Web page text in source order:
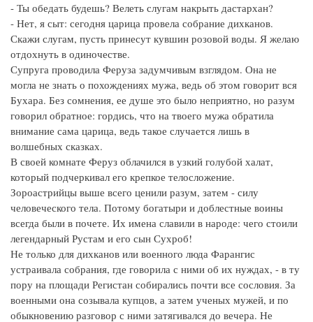
- Ты обедать будешь? Велеть слугам накрыть дастархан?
- Нет, я сыт: сегодня царица провела собрание дихканов.
Скажи слугам, пусть принесут кувшин розовой воды. Я желаю
отдохнуть в одиночестве.
Супруга проводила Феруза задумчивым взглядом. Она не
могла не знать о похождениях мужа, ведь об этом говорит вся
Бухара. Без сомнения, ее душе это было неприятно, но разум
говорил обратное: гордись, что на твоего мужа обратила
внимание сама царица, ведь такое случается лишь в
волшебных сказках.
В своей комнате Феруз облачился в узкий голубой халат,
который подчеркивал его крепкое телосложение.
Зороастрийцы выше всего ценили разум, затем - силу
человеческого тела. Потому богатыри и доблестные воины
всегда были в почете. Их имена славили в народе: чего стоили
легендарный Рустам и его сын Сухроб!
Не только для дихканов или военного люда Фарангис
устраивала собрания, где говорила с ними об их нуждах, - в ту
пору на площади Регистан собирались почти все сословия. За
военными она созывала купцов, а затем ученых мужей, и по
обыкновению разговор с ними затягивался до вечера. Не